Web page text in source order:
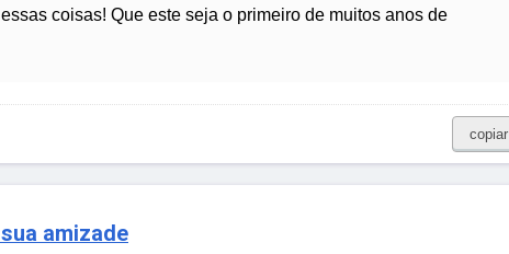
coisas! Que este seja o primeiro de muitos anos de
copiar
amizade